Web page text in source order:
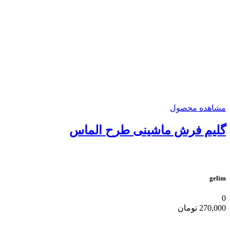
مشاهده محصول
گلیم فرش ماشینی طرح الماس
gelim
0
270,000 تومان